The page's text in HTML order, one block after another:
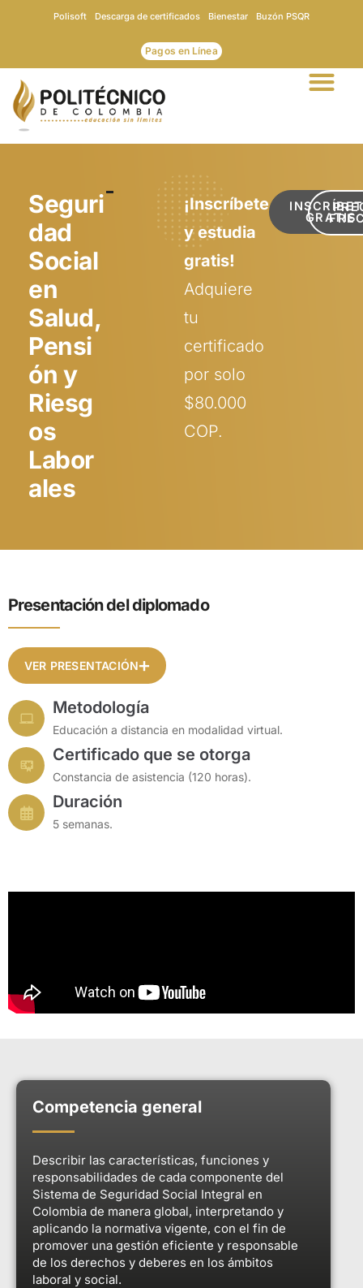
Polisoft Descarga de certificados Bienestar Buzón PSQR
Pagos en Línea
Seguri
dad
Social
en
Salud,
Pensi
ón y
Riesg
os
Labor
ales
¡Inscríbete
y estudia
gratis!
Adquiere
tu
certificado
por solo
$80.000
COP.
GRATIS
Presentación del diplomado
VER PRESENTACIÓN
Metodología
Educación a distancia en modalidad virtual.
Certificado que se otorga
Constancia de asistencia (120 horas).
Duración
5 semanas.
Competencia general
Describir las características, funciones y
responsabilidades de cada componente del
Sistema de Seguridad Social Integral en
Colombia de manera global, interpretando y
aplicando la normativa vigente, con el fin de
promover una gestión eficiente y responsable
de los derechos y deberes en los ámbitos
laboral y social.